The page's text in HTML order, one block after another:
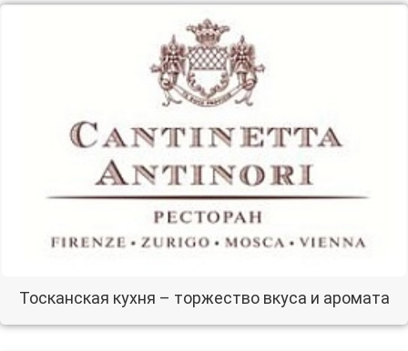
Тосканская кухня – торжество вкуса и аромата